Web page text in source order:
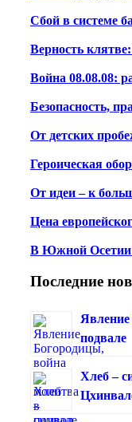
Сбой в системе
Верность
Война 08.08.08:
Безопасность,
От детских
Героическая
От идеи – к
Цена
В Южной Осетии
Последние
подвале
Хлеб –